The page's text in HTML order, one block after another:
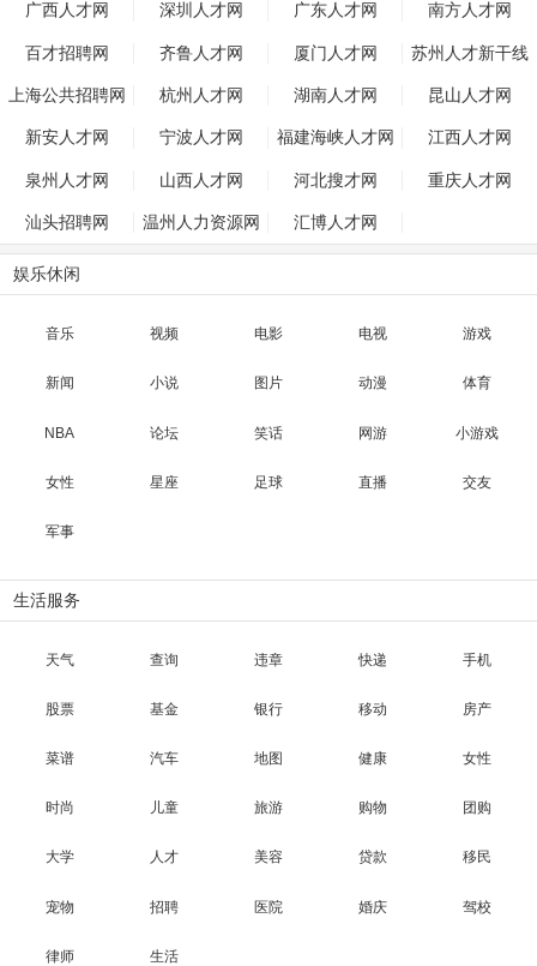
广西人才网 深圳人才网 广东人才网 南方人才网
百才招聘网 齐鲁人才网 厦门人才网 苏州人才新干线
上海公共招聘网 杭州人才网 湖南人才网 昆山人才网
新安人才网 宁波人才网 福建海峡人才网 江西人才网
泉州人才网 山西人才网 河北搜才网 重庆人才网
汕头招聘网 温州人力资源网 汇博人才网
娱乐休闲
音乐 视频 电影 电视 游戏
新闻 小说 图片 动漫 体育
NBA 论坛 笑话 网游 小游戏
女性 星座 足球 直播 交友
军事
生活服务
天气 查询 违章 快递 手机
股票 基金 银行 移动 房产
菜谱 汽车 地图 健康 女性
时尚 儿童 旅游 购物 团购
大学 人才 美容 贷款 移民
宠物 招聘 医院 婚庆 驾校
律师 生活